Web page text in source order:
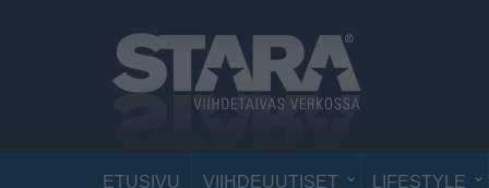
ETUSIVU VIIHDEUUTISET LIFESTYLE